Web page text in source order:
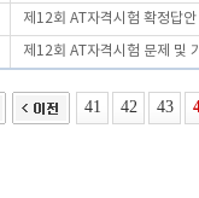
제12회 AT자격시험 확정답
제12회 AT자격시험 문제 및
41 42 43